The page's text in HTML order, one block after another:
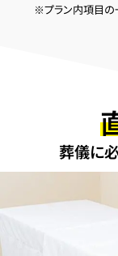
※プラン内項目の
葬儀に